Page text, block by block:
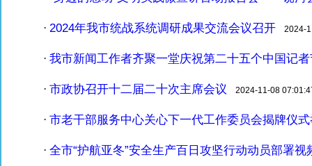
· 2024年我市统战系统调研成果交流会议召开 2024-
· 我市新闻工作者齐聚一堂庆祝第二十五个中国记
· 市政协召开十二届二十次主席会议 2024-11-08
· 市老干部服务中心关心下一代工作委员会揭牌仪
· 全市“护航亚冬”安全生产百日攻坚行动动员部署视